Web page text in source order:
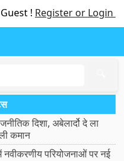
! Register or Login
दिशा, अबेलार्दो दे ला
कमान
नवीकरणीय परियोजनाओं पर नई